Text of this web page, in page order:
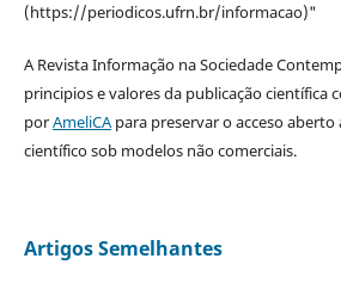
(https://periodicos.ufrn.br/informacao)"
A Revista Informação na Sociedade
principios e valores da publicação científica
porAmeliCApara preservar o acceso
científico sob modelos não comerciais.
Artigos Semelhantes